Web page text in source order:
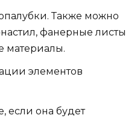
Также можно
фанерные листы
материалы.
элементов
если она будет